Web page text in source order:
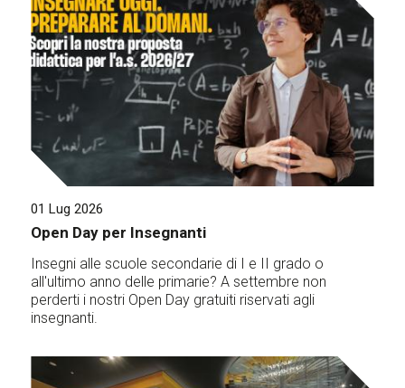
01 Lug 2026
Open Day per Insegnanti
Insegni alle scuole secondarie di I e II grado o
all'ultimo anno delle primarie? A settembre non
perderti i nostri Open Day gratuiti riservati agli
insegnanti.